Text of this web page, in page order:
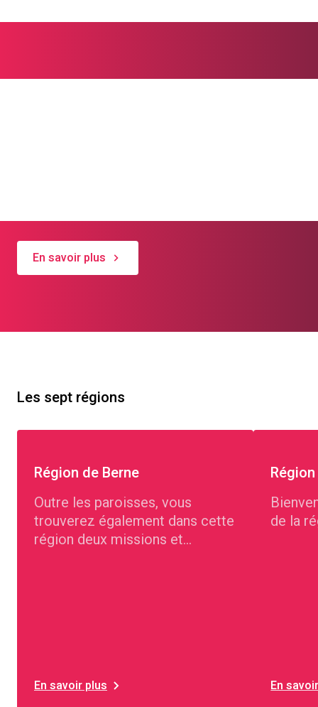
En savoir plus
Les sept régions
Région de Berne
Outre les paroisses, vous
trouverez également dans cette
région deux missions et
En savoir plus
de la
En